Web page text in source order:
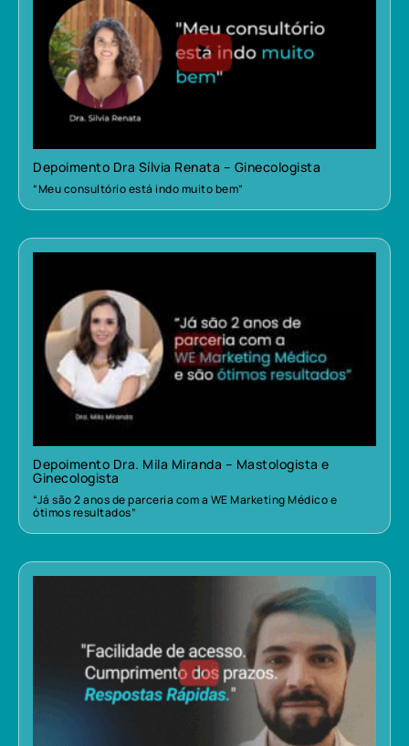
Depoimento Dra Sílvia Renata – Ginecologista
“Meu consultório está indo muito bem”
Depoimento Dra. Mila Miranda – Mastologista e
Ginecologista
“Já são 2 anos de parceria com a WE Marketing Médico e
ótimos resultados”